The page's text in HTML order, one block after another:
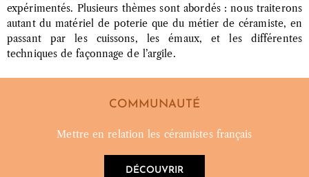
expérimentés. Plusieurs thèmes sont abordés : nous traiterons
autant du matériel de poterie que du métier de céramiste, en
passant par les cuissons, les émaux, et les différentes
techniques de façonnage de l’argile.
COMMUNAUTÉ
Mettre en relation les céramistes français
DÉCOUVRIR